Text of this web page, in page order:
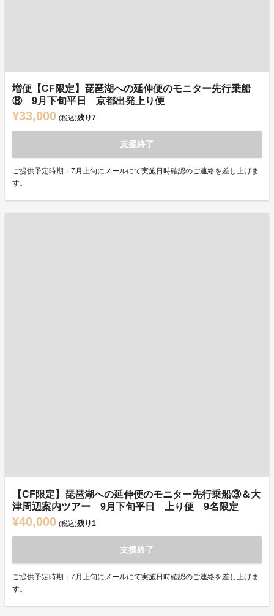
増便【CF限定】琵琶湖への延伸便のモニター先行乗船
⑧ 9月下旬平日 京都出発上り便
¥33,000 (税込)残り7
支援終了
ご提供予定時期：7月上旬にメールにて実施日時確認のご連絡を差し上げま
す。
【CF限定】琵琶湖への延伸便のモニター先行乗船③＆大
津周辺案内ツアー 9月下旬平日 上り便 9名限定
¥40,000 (税込)残り1
支援終了
ご提供予定時期：7月上旬にメールにて実施日時確認のご連絡を差し上げま
す。